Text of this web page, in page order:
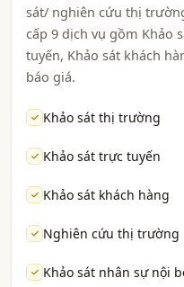
sát/ nghiên cứu thị
cấp 9 dịch vụ gồm Khảo
tuyến, Khảo sát khách
báo giá.
Khảo sát thị trường
Khảo sát trực tuyến
Khảo sát khách hàng
Nghiên cứu thị trường
Khảo sát nhân sự nội